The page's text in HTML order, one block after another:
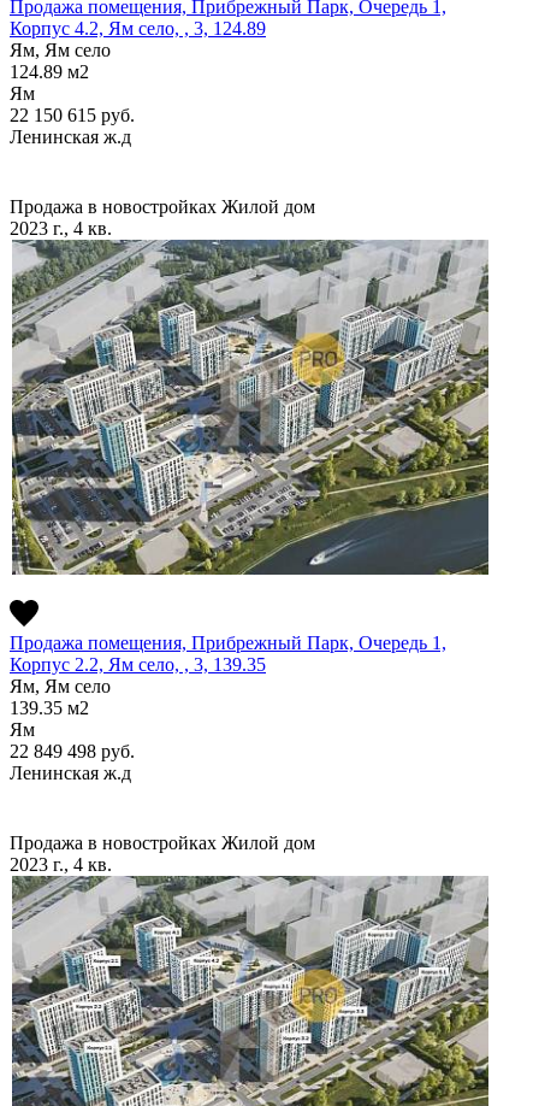
Продажа помещения, Прибрежный Парк, Очередь 1,
Корпус 4.2, Ям село, , 3, 124.89
Ям, Ям село
124.89 м2
Ям
22 150 615 руб.
Ленинская ж.д
Продажа в новостройках Жилой дом
2023 г., 4 кв.
Продажа помещения, Прибрежный Парк, Очередь 1,
Корпус 2.2, Ям село, , 3, 139.35
Ям, Ям село
139.35 м2
Ям
22 849 498 руб.
Ленинская ж.д
Продажа в новостройках Жилой дом
2023 г., 4 кв.